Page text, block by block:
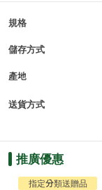
規格
儲存方式
產地
送貨方式
推廣優惠
指定分類送贈品